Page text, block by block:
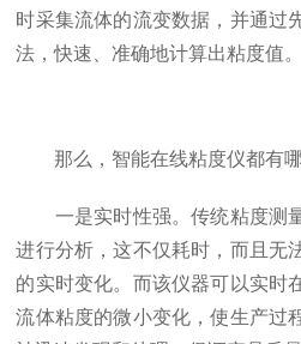
时采集流体的流变数据，并通过
法，快速、准确地计算出粘度值。
那么，智能在线粘度仪都有哪
一是实时性强。传统粘度测
进行分析，这不仅耗时，而且无
的实时变化。而该仪器可以实时
流体粘度的微小变化，使生产过